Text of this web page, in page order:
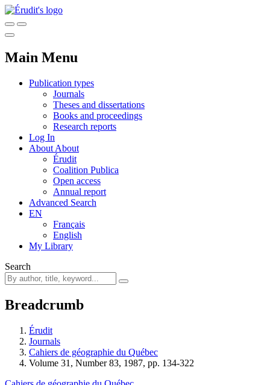
Main Menu
Publication types
Journals
Theses and dissertations
Books and proceedings
Research reports
Log In
About About
Érudit
Coalition Publica
Open access
Annual report
Advanced Search
EN
Français
English
My Library
Search
Breadcrumb
Érudit
Journals
Cahiers de géographie du Québec
Volume 31, Number 83, 1987, pp. 134-322